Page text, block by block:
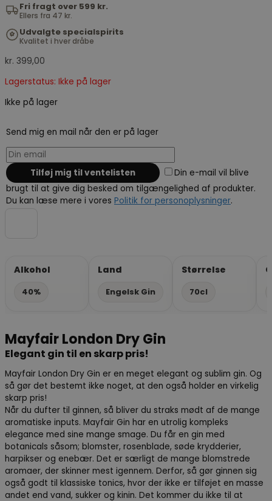
Fri fragt over 599 kr.
Ellers fra 47 kr.
Udvalgte specialspirits
Kvalitet i hver dråbe
kr. 399,00
Lagerstatus: Ikke på lager
Ikke på lager
Send mig en mail når den er på lager
Din e-mail vil blive
brugt til at give dig besked om tilgængelighed af produkter.
Du kan læse mere i vores Politik for personoplysninger.
Alkohol
40%
Land
Engelsk Gin
Størrelse
70cl
Mayfair London Dry Gin
Elegant gin til en skarp pris!
Mayfair London Dry Gin er en meget elegant og sublim gin. Og
så gør det bestemt ikke noget, at den også holder en virkelig
skarp pris!
Når du dufter til ginnen, så bliver du straks mødt af de mange
aromatiske inputs. Mayfair Gin har en utrolig kompleks
elegance med sine mange smage. Du får en gin med
botanicals såsom; blomster, rosenblade, søde krydderier,
harpikser og enebær. Det er særligt de mange blomstrede
aromaer, der skinner mest igennem. Derfor, så gør ginnen sig
også godt til klassiske tonics, hvor der ikke er tilføjet en masse
andet end vand, sukker og kinin. Det kommer du ikke til at